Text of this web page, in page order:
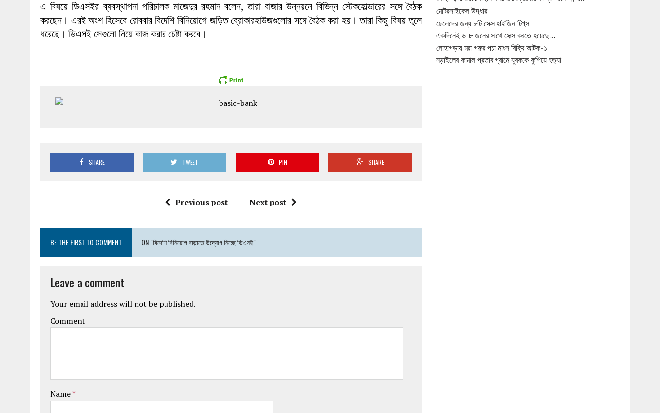
এ বিষয়ে ডিএসইর ব্যবস্থাপনা পরিচালক মাজেদুর রহমান বলেন, তারা বাজার উন্নয়নে বিভিন্ন স্টেকহোল্ডারের সঙ্গে বৈঠক
করছেন। এরই অংশ হিসেবে রোববার বিদেশি বিনিয়োগে জড়িত ব্রোকারহাউজগুলোর সঙ্গে বৈঠক করা হয়। তারা কিছু বিষয় তুলে
ধরেছে। ডিএসই সেগুলো নিয়ে কাজ করার চেষ্টা করবে।
SHARE TWEET PIN SHARE
Previous post Next post
BE THE FIRST TO COMMENT ON "বিদেশি বিনিয়োগ বাড়াতে উদ্যোগ নিচ্ছে ডিএসই"
Leave a comment
Your email address will not be published.
Comment
Name*
মোটরসাইকেল উদ্ধার
ছেলেদের জন্য ৮টি সেক্স হাইজিন টিপ্‌স
একদিনেই ৬-৮ জনের সাথে সেক্স করতে হয়েছে…
লোহাগড়ায় মরা গরুর পচা মাংস বিক্রি আটক-১
নড়াইলের কামাল প্রতাব গ্রামে যুবককে কুপিয়ে হত্যা